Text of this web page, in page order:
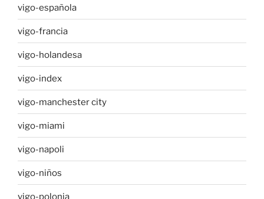
vigo-española
vigo-francia
vigo-holandesa
vigo-index
vigo-manchester city
vigo-miami
vigo-napoli
vigo-niños
vigo-polonia